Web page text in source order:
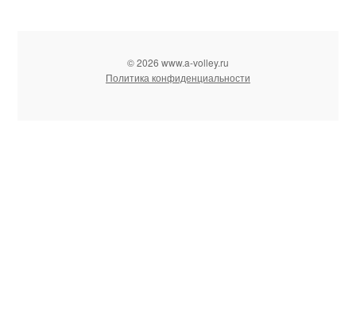
© 2026 www.a-volley.ru
Политика конфиденциальности